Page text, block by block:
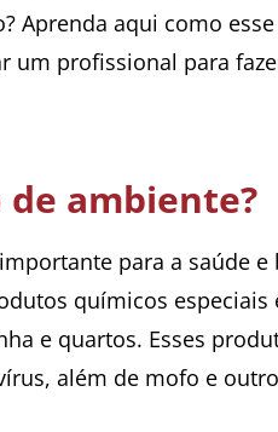
Aprenda aqui como
um profissional para
ambiente?
para a saúde e
químicos especiais
e quartos. Esses
além de mofo e